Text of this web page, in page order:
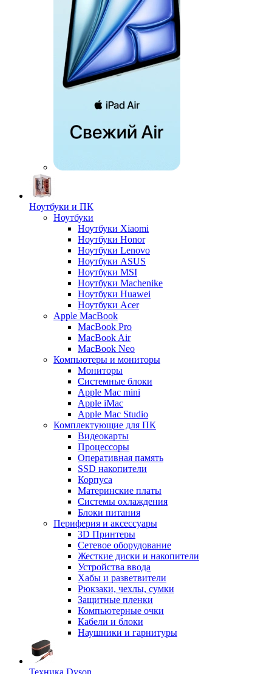
Ноутбуки и ПК
Ноутбуки
Ноутбуки Xiaomi
Ноутбуки Honor
Ноутбуки Lenovo
Ноутбуки ASUS
Ноутбуки MSI
Ноутбуки Machenike
Ноутбуки Huawei
Ноутбуки Acer
Apple MacBook
MacBook Pro
MacBook Air
MacBook Neo
Компьютеры и мониторы
Мониторы
Системные блоки
Apple Mac mini
Apple iMac
Apple Mac Studio
Комплектующие для ПК
Видеокарты
Процессоры
Оперативная память
SSD накопители
Корпуса
Материнские платы
Системы охлаждения
Блоки питания
Периферия и аксессуары
3D Принтеры
Сетевое оборудование
Жесткие диски и накопители
Устройства ввода
Хабы и разветвители
Рюкзаки, чехлы, сумки
Защитные пленки
Компьютерные очки
Кабели и блоки
Наушники и гарнитуры
Техника Dyson